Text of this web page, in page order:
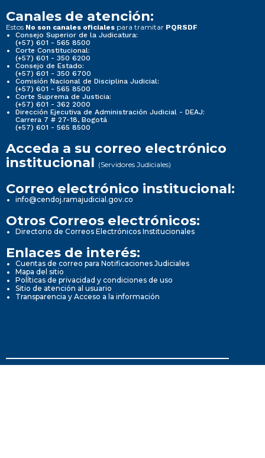
Canales de atención:
Estos No son canales oficiales para tramitar PQRSDF
Consejo Superior de la Judicatura:
(+57) 601 - 565 8500
Corte Constitucional:
(+57) 601 - 350 6200
Consejo de Estado:
(+57) 601 - 350 6700
Comisión Nacional de Disciplina Judicial:
(+57) 601 - 565 8500
Corte Suprema de Justicia:
(+57) 601 - 362 2000
Dirección Ejecutiva de Administración Judicial - DEAJ:
Carrera 7 # 27-18, Bogotá
(+57) 601 - 565 8500
Acceda a su correo electrónico
institucional (Servidores Judiciales)
Correo electrónico institucional:
info@cendoj.ramajudicial.gov.co
Otros Correos electrónicos:
Directorio de Correos Electrónicos Institucionales
Enlaces de interés:
Cuentas de correo para Notificaciones Judiciales
Mapa del sitio
Políticas de privacidad y condiciones de uso
Sitio de atención al usuario
Transparencia y Acceso a la información